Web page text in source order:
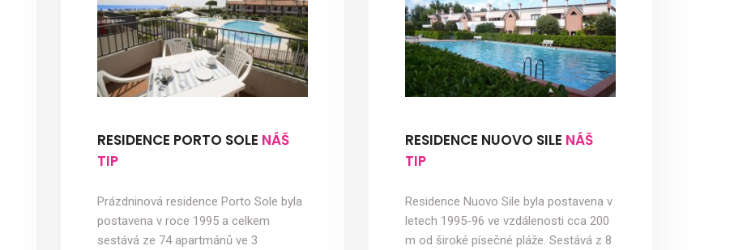
RESIDENCE PORTO SOLE NÁŠ
TIP
Prázdninová residence Porto Sole byla
postavena v roce 1995 a celkem
sestává ze 74 apartmánů ve 3
RESIDENCE NUOVO SILE NÁŠ
TIP
Residence Nuovo Sile byla postavena v
letech 1995-96 ve vzdálenosti cca 200
m od široké písečné pláže. Sestává z 8